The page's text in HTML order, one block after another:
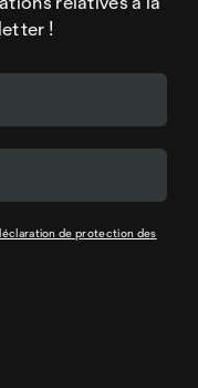
!
de protection des